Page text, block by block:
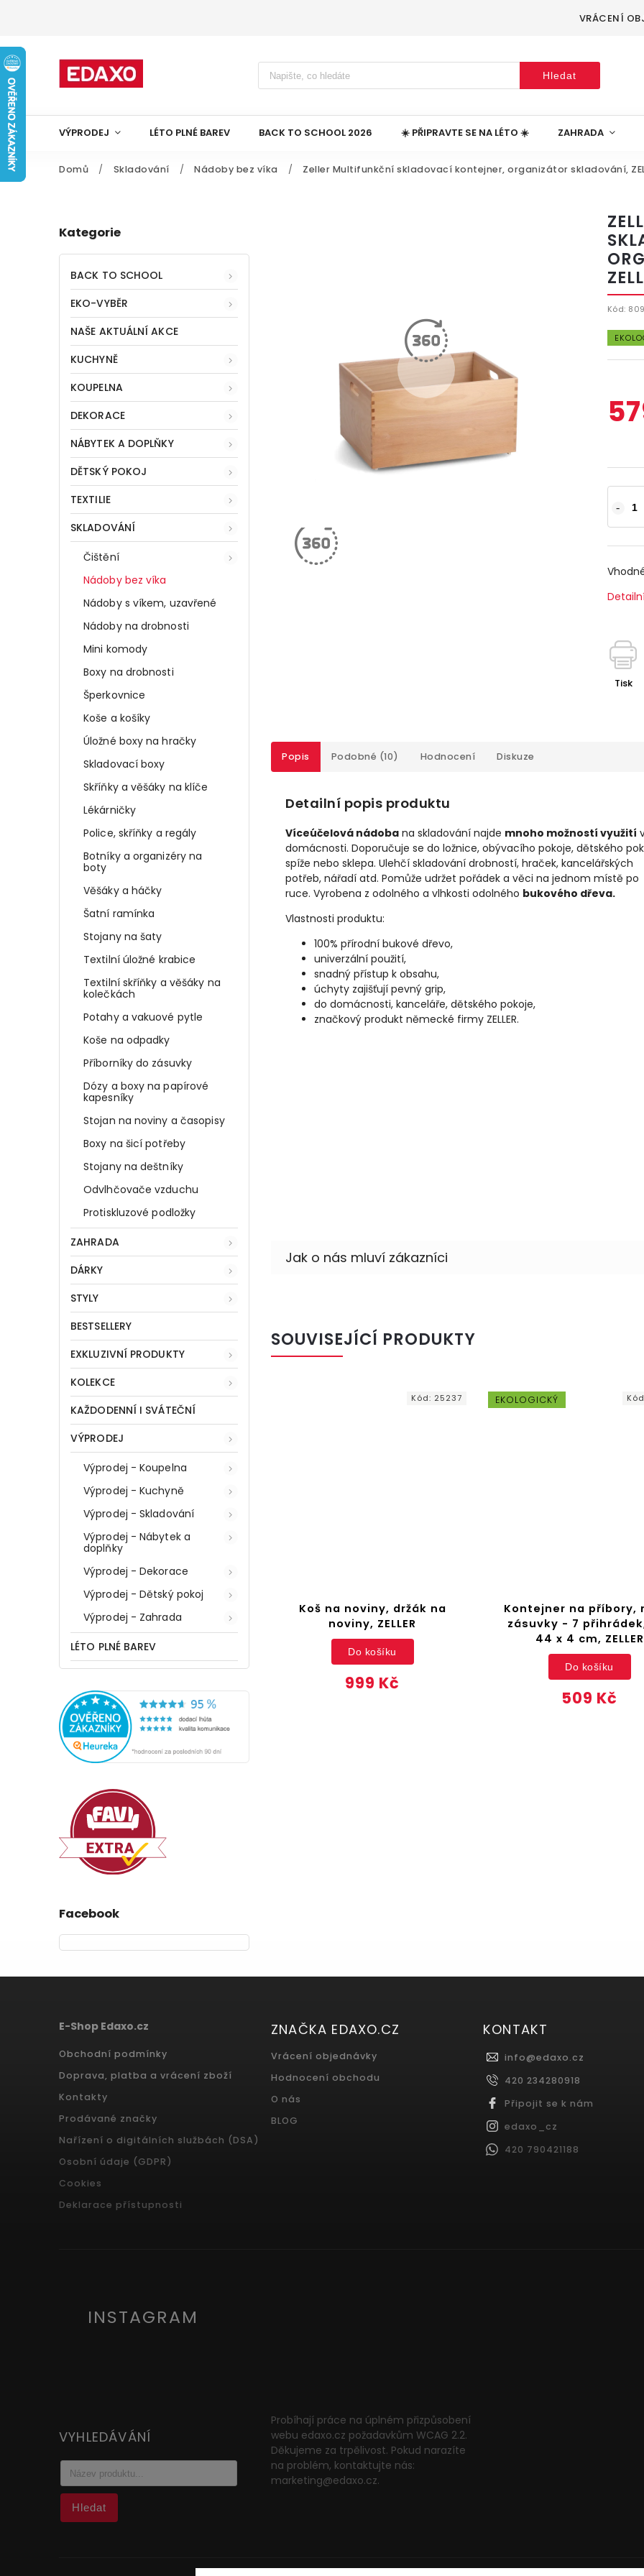
VRÁCENÍ
Hledat
VÝPRODEJ LÉTO PLNÉ BAREV BACK TO SCHOOL 2026 ☀️ PŘIPRAVTE SE NA LÉTO ☀️ ZAHRADA
Domů / Skladování / Nádoby bez víka / Zeller Multifunkční skladovací kontejner, organizátor skladování,
Kategorie
BACK TO SCHOOL
EKO-VYBĚR
NAŠE AKTUÁLNÍ AKCE
KUCHYNĚ
KOUPELNA
DEKORACE
NÁBYTEK A DOPLŇKY
DĚTSKÝ POKOJ
TEXTILIE
SKLADOVÁNÍ
Čištění
Nádoby bez víka
Nádoby s víkem, uzavřené
Nádoby na drobnosti
Mini komody
Boxy na drobnosti
Šperkovnice
Koše a košíky
Úložné boxy na hračky
Skladovací boxy
Skříňky a věšáky na klíče
Lékárničky
Police, skříňky a regály
Botníky a organizéry na
boty
Věšáky a háčky
Šatní ramínka
Stojany na šaty
Textilní úložné krabice
Textilní skříňky a věšáky na
kolečkách
Potahy a vakuové pytle
Koše na odpadky
Příborníky do zásuvky
Dózy a boxy na papírové
kapesníky
Stojan na noviny a časopisy
Boxy na šicí potřeby
Stojany na deštníky
Odvlhčovače vzduchu
Protiskluzové podložky
ZAHRADA
DÁRKY
STYLY
BESTSELLERY
EXKLUZIVNÍ PRODUKTY
KOLEKCE
KAŽDODENNÍ I SVÁTEČNÍ
VÝPRODEJ
Výprodej - Koupelna
Výprodej - Kuchyně
Výprodej - Skladování
Výprodej - Nábytek a
doplňky
Výprodej - Dekorace
Výprodej - Dětský pokoj
Výprodej - Zahrada
LÉTO PLNÉ BAREV
Facebook
Kód:
Tisk
Popis Podobné (10) Hodnocení Diskuze
Detailní popis produktu
Víceúčelová nádoba na skladování najde mnoho možností využití
domácnosti. Doporučuje se do ložnice, obývacího pokoje, dětského
spíže nebo sklepa. Ulehčí skladování drobností, hraček, kancelářských
potřeb, nářadí atd. Pomůže udržet pořádek a věci na jednom místě po
ruce. Vyrobena z odolného a vlhkosti odolného bukového dřeva.
Vlastnosti produktu:
100% přírodní bukové dřevo,
univerzální použití,
snadný přístup k obsahu,
úchyty zajišťují pevný grip,
do domácnosti, kanceláře, dětského pokoje,
značkový produkt německé firmy ZELLER.
SOUVISEJÍCÍ PRODUKTY
Věšák na kalhoty, oblečení,
4 věšáčky, ZELLER
Do košíku
Kód:8148
Koš na noviny, držák na
noviny, ZELLER
999 Kč
Do košíku
Kód: 25237 EKOLOGICKÝ
Kontejner na příbory,
zásuvky - 7
44 x 4 cm, ZELLER
509 Kč
Do košíku
E-Shop Edaxo.cz
Obchodní podmínky
Doprava, platba a vrácení zboží
Kontakty
Prodávané značky
Nařízení o digitálních službách (DSA)
Osobní údaje (GDPR)
Cookies
Deklarace přístupnosti
ZNAČKA EDAXO.CZ
Vrácení objednávky
Hodnocení obchodu
O nás
BLOG
KONTAKT
info@edaxo.cz
420 234280918
Připojit se k nám
edaxo_cz
420 790421188
INSTAGRAM
VYHLEDÁVÁNÍ
Hledat
Probíhají práce na úplném přizpůsobení
webu edaxo.cz požadavkům WCAG 2.2.
Děkujeme za trpělivost. Pokud narazíte
na problém, kontaktujte nás:
marketing@edaxo.cz.